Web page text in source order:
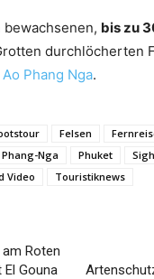
bis zu
durchlöcherten
Ao Phang Nga.
Felsen
Phang-Nga Phuket
Video Touristiknews
Roten
Gouna